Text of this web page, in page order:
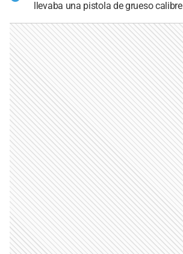
llevaba una pistola de grueso calibre